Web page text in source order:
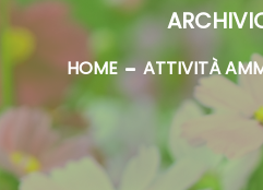
HOME ATTIVITÀ